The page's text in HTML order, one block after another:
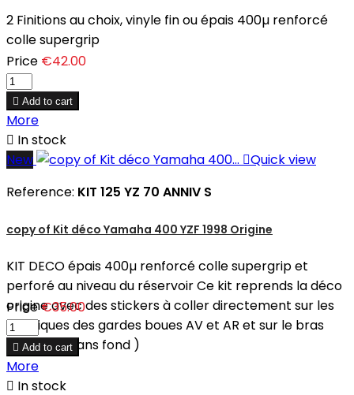
2 Finitions au choix, vinyle fin ou épais 400µ renforcé
colle supergrip
Price €42.00
 Add to cart
More
 In stock
New
Quick view
Reference: KIT 125 YZ 70 ANNIV S
copy of Kit déco Yamaha 400 YZF 1998 Origine
KIT DECO épais 400µ renforcé colle supergrip et
perforé au niveau du réservoir Ce kit reprends la déco
origine avec des stickers à coller directement sur les
plastiques des gardes boues AV et AR et sur le bras
oscillant ( sans fond )
Price€35.00
 Add to cart
More
 In stock